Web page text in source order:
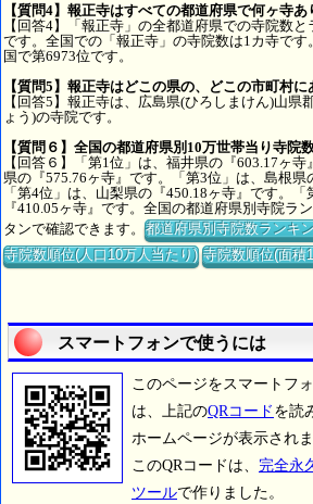
【質問4】報正寺はすべての都道府県で何ヶ寺あ
【回答4】「報正寺」の全都道府県での寺院数
です。全国での「報正寺」の寺院数は1カ寺で
国で第6973位です。
【質問5】報正寺はどこの県の、どこの市町村に
【回答5】報正寺は、広島県(ひろしまけん)山県
ょう)の寺院です。
【質問６】全国の都道府県別10万世帯当り寺院
【回答６】「第1位」は、福井県の『603.17ヶ
県の『575.76ヶ寺』です。「第3位」は、島根県
「第4位」は、山梨県の『450.18ヶ寺』です。
『410.05ヶ寺』です。全国の都道府県別寺院ラ
タンで確認できます。都道府県別寺院数ランキ
寺院数順位(人口10万人当たり) 寺院数順位(面積
スマートフォンで使うには
このページをスマートフ
は、上記のQRコード を読
ホームページが表示されま
このQRコードは、 完全永
ツールで作りました。